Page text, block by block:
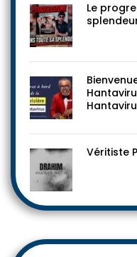
Le
Véritiste